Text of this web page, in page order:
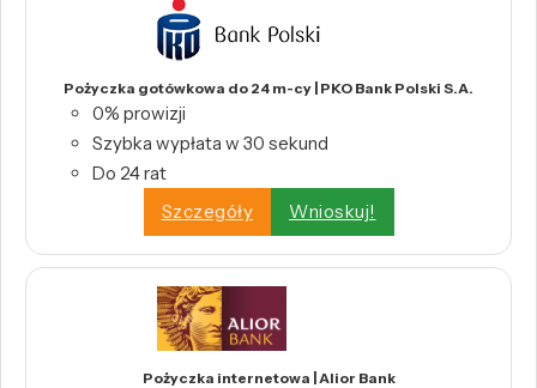
Pożyczka gotówkowa do 24 m-cy | PKO Bank Polski S.A.
0% prowizji
Szybka wypłata w 30 sekund
Do 24 rat
Szczegóły
Wnioskuj!
Pożyczka internetowa | Alior Bank